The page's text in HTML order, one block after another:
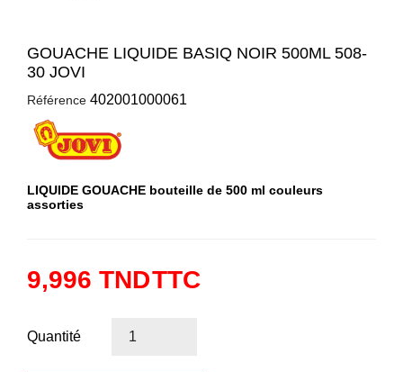
GOUACHE LIQUIDE BASIQ NOIR 500ML 508-
30 JOVI
Référence 402001000061
LIQUIDE GOUACHE bouteille de 500 ml couleurs
assorties
9,996 TNDTTC
Quantité